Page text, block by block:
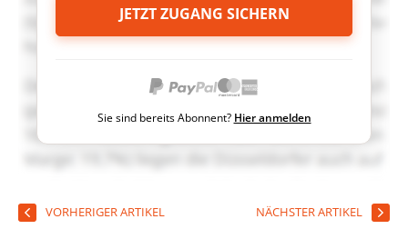
JETZT ZUGANG SICHERN
Sie sind bereits Abonnent? Hier anmelden
VORHERIGER ARTIKEL NÄCHSTER ARTIKEL